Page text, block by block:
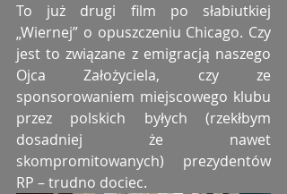
To już drugi film po słabiutkiej
„Wiernej” o opuszczeniu Chicago. Czy
jest to związane z emigracją naszego
Ojca Założyciela, czy ze
sponsorowaniem miejscowego klubu
przez polskich byłych (rzekłbym
dosadniej że nawet
skompromitowanych) prezydentów
RP – trudno dociec.